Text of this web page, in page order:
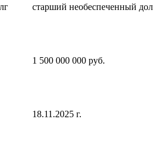
старший необеспеченный
1 500 000 000 руб.
18.11.2025 г.